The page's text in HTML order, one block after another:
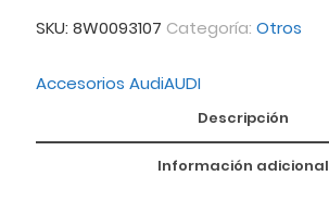
SKU: 8W0093107 Categoría: Otros
Accesorios AudiAUDI
Descripción
Información adicional